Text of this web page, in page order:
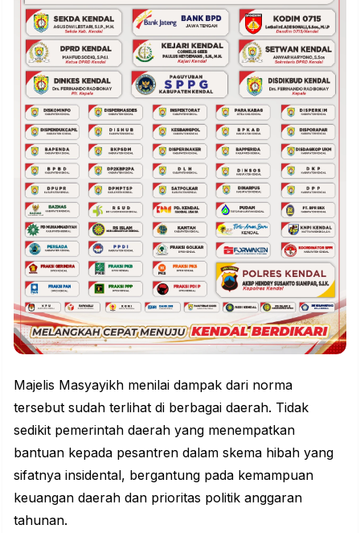
Majelis Masyayikh menilai dampak dari norma
tersebut sudah terlihat di berbagai daerah. Tidak
sedikit pemerintah daerah yang menempatkan
bantuan kepada pesantren dalam skema hibah yang
sifatnya insidental, bergantung pada kemampuan
keuangan daerah dan prioritas politik anggaran
tahunan.